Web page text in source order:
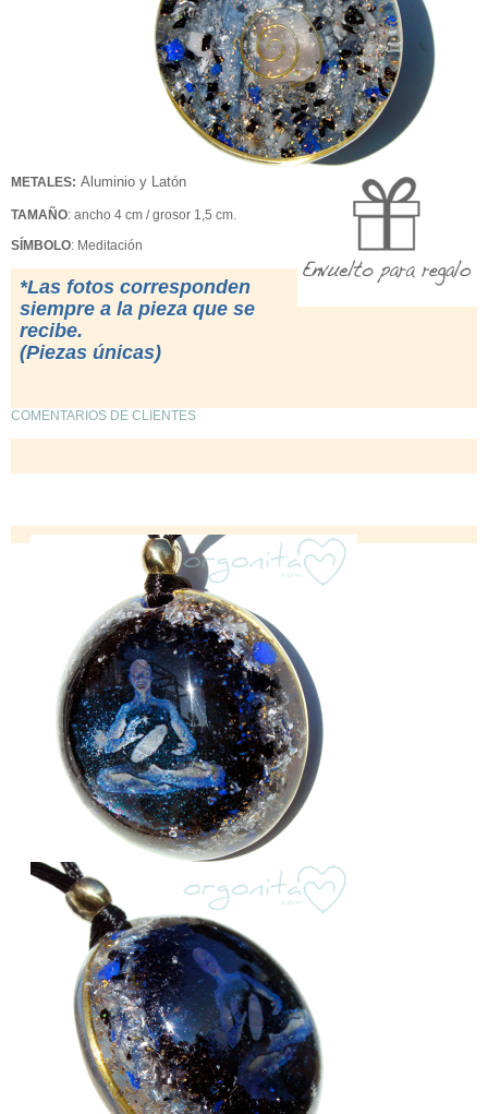
METALES: Aluminio y Latón
TAMAÑO: ancho 4 cm / grosor 1,5 cm.
SÍMBOLO: Meditación
*Las fotos corresponden
siempre a la pieza que se
recibe.
(Piezas únicas)
COMENTARIOS DE CLIENTES